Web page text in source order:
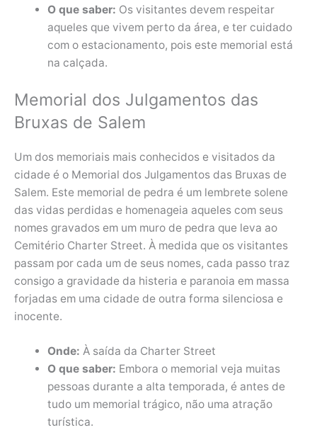
O que saber: Os visitantes devem respeitar
aqueles que vivem perto da área, e ter cuidado
com o estacionamento, pois este memorial está
na calçada.
Memorial dos Julgamentos das
Bruxas de Salem
Um dos memoriais mais conhecidos e visitados da
cidade é o Memorial dos Julgamentos das Bruxas de
Salem. Este memorial de pedra é um lembrete solene
das vidas perdidas e homenageia aqueles com seus
nomes gravados em um muro de pedra que leva ao
Cemitério Charter Street. À medida que os visitantes
passam por cada um de seus nomes, cada passo traz
consigo a gravidade da histeria e paranoia em massa
forjadas em uma cidade de outra forma silenciosa e
inocente.
Onde: À saída da Charter Street
O que saber: Embora o memorial veja muitas
pessoas durante a alta temporada, é antes de
tudo um memorial trágico, não uma atração
turística.